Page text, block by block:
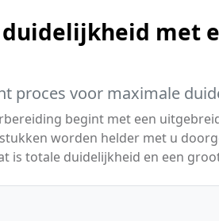
duidelijkheid met
proces voor maximale
begint met een
worden helder met u
is totale duidelijkheid en een